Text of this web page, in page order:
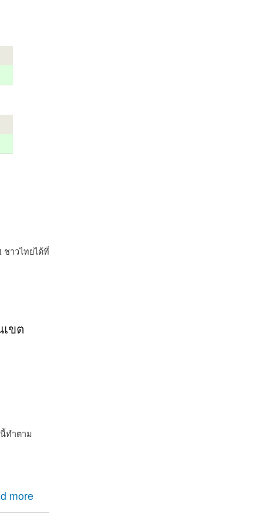
ชาวไทยได้ที่
ขต
นี้ทำตาม
more